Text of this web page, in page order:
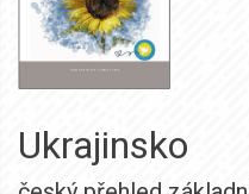
Ukrajinsko